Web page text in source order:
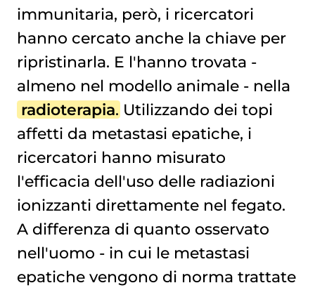
immunitaria, però, i ricercatori
hanno cercato anche la chiave per
ripristinarla. E l'hanno trovata -
almeno nel modello animale - nella
radioterapia. Utilizzando dei topi
affetti da metastasi epatiche, i
ricercatori hanno misurato
l'efficacia dell'uso delle radiazioni
ionizzanti direttamente nel fegato.
A differenza di quanto osservato
nell'uomo - in cui le metastasi
epatiche vengono di norma trattate